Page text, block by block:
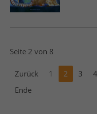
Seite 2 von 8
Zurück 1 2 3 4
Ende